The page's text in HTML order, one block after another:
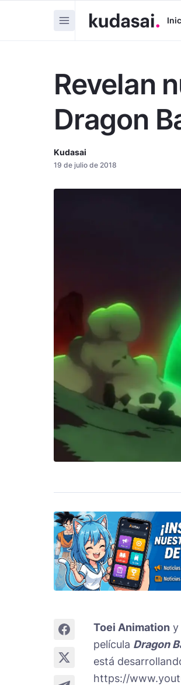
Revelan
Dragon
Kudasai
19 de julio de 2018
Toei Animation y
película Dragon
está
https://